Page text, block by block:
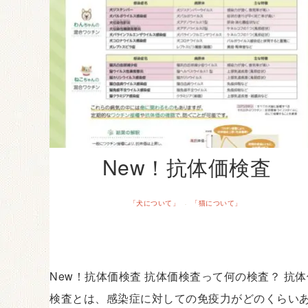
New！抗体価検査
「犬について」 · 「猫について」
New！抗体価検査 抗体価検査って何の検査？ 抗
検査とは、感染症に対しての免疫力がどのくらい